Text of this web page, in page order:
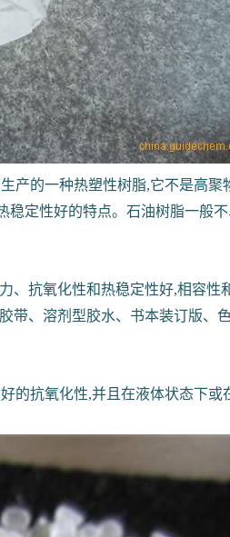
的一种热塑性树脂,它不是高
定性好的特点。石油树脂一般
抗氧化性和热稳定性好,相容性
、溶剂型胶水、书本装订版、
的抗氧化性,并且在液体状态下